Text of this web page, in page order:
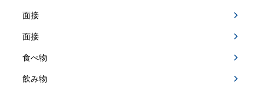
面接
面接
食べ物
飲み物